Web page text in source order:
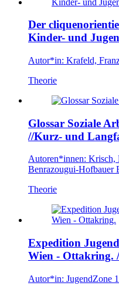
Der
Kinder- und
Autor*in: Krafeld,
Theorie
Glossar Soziale
//Kurz- und
Autoren*innen: Krisch,
Benrazougui-Hofbauer
Theorie
Expedition
Wien - Ottakring.
Autor*in: JugendZone